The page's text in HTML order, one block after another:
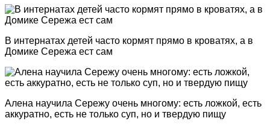
В интернатах детей часто кормят прямо в кроватях, а в
Домике Сережа ест сам
Алена научила Сережу очень многому: есть ложкой, есть
аккуратно, есть не только суп, но и твердую пищу